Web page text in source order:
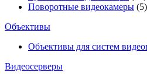
Поворотные видеокамеры (5)
Объективы
Объективы для систем
Видеосерверы